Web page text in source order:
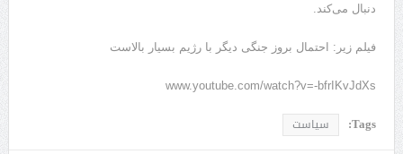
دنبال می‌کند.
فیلم زیر: احتمال بروز جنگی دیگر با رژیم بسیار بالاست
www.youtube.com/watch?v=-bfrIKvJdXs
Tags: سیاست